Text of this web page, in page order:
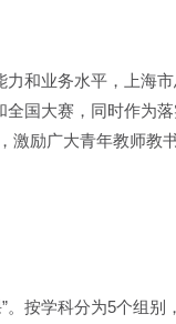
和业务水平，上海
国大赛，同时作为
激励广大青年教师教
。按学科分为5个组别